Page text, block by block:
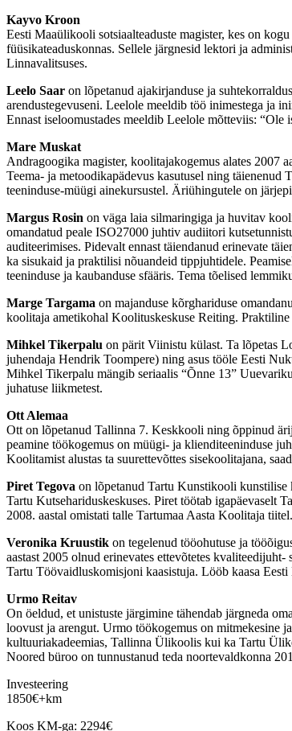
Kayvo Kroon
Eesti Maaülikooli sotsiaalteaduste magister, kes on
füüsikateaduskonnas. Sellele järgnesid lektori ja
Linnavalitsuses.
Leelo Saar on lõpetanud ajakirjanduse ja
arendustegevuseni. Leelole meeldib töö inimestega ja
Ennast iseloomustades meeldib Leelole mõtteviis: “Ole
Mare Muskat
Andragoogika magister, koolitajakogemus alates 2007
Teema- ja metoodikapädevus kasutusel ning täienenud
teeninduse-müügi ainekursustel. Äriühingutele on
Margus Rosin on väga laia silmaringiga ja huvitav
omandatud peale ISO27000 juhtiv audiitori
auditeerimises. Pidevalt ennast täiendanud erinevate
ka sisukaid ja praktilisi nõuandeid tippjuhtidele.
teeninduse ja kaubanduse sfääris. Tema tõelised
Marge Targama on majanduse kõrghariduse
koolitaja ametikohal Koolituskeskuse Reiting.
Mihkel Tikerpalu on pärit Viinistu külast. Ta lõpetas
juhendaja Hendrik Toompere) ning asus tööle Eesti
Mihkel Tikerpalu mängib seriaalis “Õnne 13”
juhatuse liikmetest.
Ott Alemaa
Ott on lõpetanud Tallinna 7. Keskkooli ning õppinud
peamine töökogemus on müügi- ja klienditeeninduse
Koolitamist alustas ta suurettevõttes sisekoolitajana,
Piret Tegova on lõpetanud Tartu Kunstikooli
Tartu Kutsehariduskeskuses. Piret töötab igapäevaselt
2008. aastal omistati talle Tartumaa Aasta Koolitaja tiitel.
Veronika Kruustik on tegelenud tööohutuse ja
aastast 2005 olnud erinevates ettevõtetes
Tartu Töövaidluskomisjoni kaasistuja. Lööb kaasa
Urmo Reitav
On öeldud, et unistuste järgimine tähendab järgneda
loovust ja arengut. Urmo töökogemus on mitmekesine
kultuuriakadeemias, Tallinna Ülikoolis kui ka Tartu
Noored büroo on tunnustanud teda noortevaldkonna
Investeering
1850€+km
Koos KM-ga: 2294€